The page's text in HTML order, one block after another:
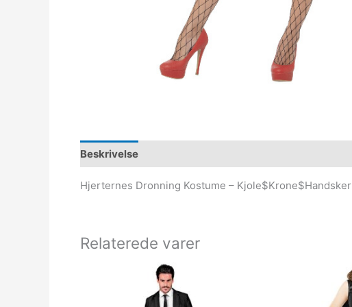
Beskrivelse
Hjerternes Dronning Kostume – Kjole$Krone$Handsker
Relaterede varer